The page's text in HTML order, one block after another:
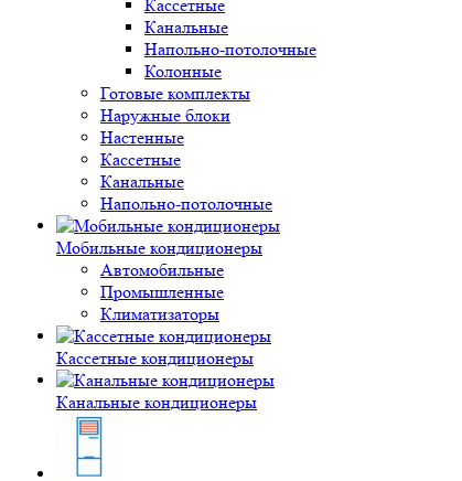
Кассетные
Канальные
Напольно-потолочные
Колонные
Готовые комплекты
Наружные блоки
Настенные
Кассетные
Канальные
Напольно-потолочные
Мобильные кондиционеры
Автомобильные
Промышленные
Климатизаторы
Кассетные кондиционеры
Канальные кондиционеры